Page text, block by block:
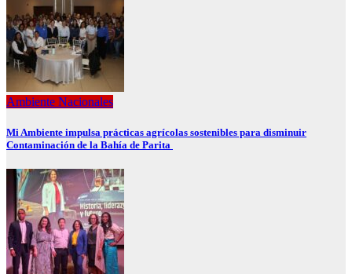
Ambiente Nacionales
Mi Ambiente impulsa prácticas agrícolas sostenibles para disminuir
Contaminación de la Bahía de Parita